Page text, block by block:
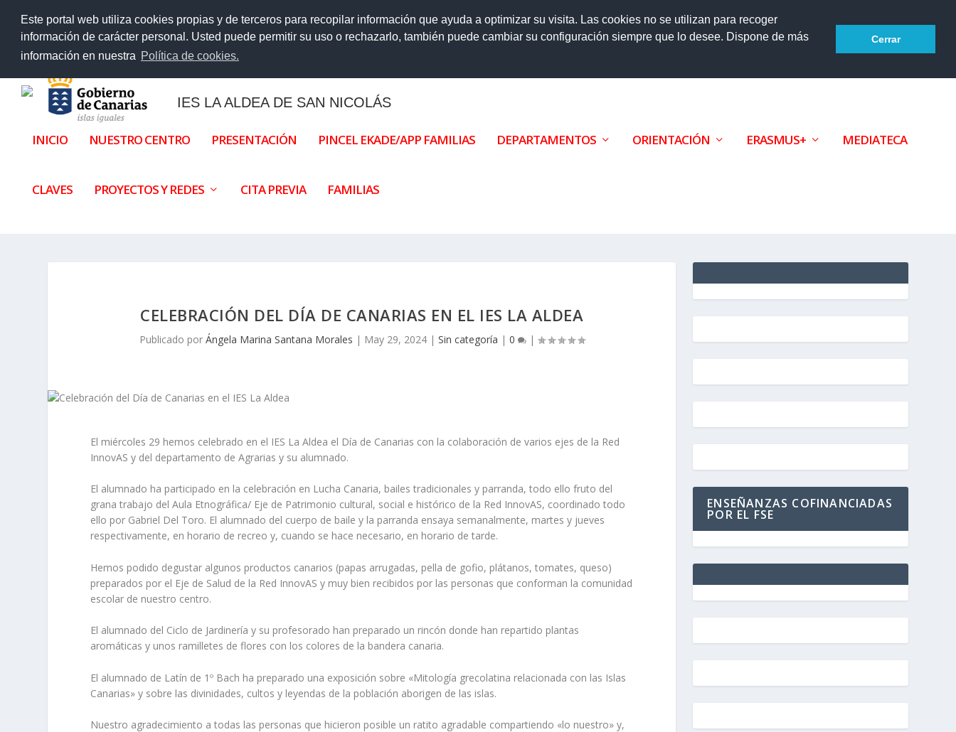
Este portal web utiliza cookies propias y de terceros para recopilar información que ayuda a optimizar su visita. Las cookies no se utilizan para recoger
información de carácter personal. Usted puede permitir su uso o rechazarlo, también puede cambiar su configuración siempre que lo desee. Dispone de más
información en nuestra Política de cookies.
Cerrar
TENDENCIAS: Libros de texto y material impreso curso 26-27
IES LA ALDEA DE SAN NICOLÁS
INICIO NUESTRO CENTRO PRESENTACIÓN PINCEL EKADE/APP FAMILIAS DEPARTAMENTOS ORIENTACIÓN ERASMUS+ MEDIATECA
CLAVES PROYECTOS Y REDES CITA PREVIA FAMILIAS
CELEBRACIÓN DEL DÍA DE CANARIAS EN EL IES LA ALDEA
Publicado por Ángela Marina Santana Morales | May 29, 2024| Sin categoría | 0 |
El miércoles 29 hemos celebrado en el IES La Aldea el Día de Canarias con la colaboración de varios ejes de la Red
InnovAS y del departamento de Agrarias y su alumnado.
El alumnado ha participado en la celebración en Lucha Canaria, bailes tradicionales y parranda, todo ello fruto del
grana trabajo del Aula Etnográfica/ Eje de Patrimonio cultural, social e histórico de la Red InnovAS, coordinado todo
ello por Gabriel Del Toro. El alumnado del cuerpo de baile y la parranda ensaya semanalmente, martes y jueves
respectivamente, en horario de recreo y, cuando se hace necesario, en horario de tarde.
Hemos podido degustar algunos productos canarios (papas arrugadas, pella de gofio, plátanos, tomates, queso)
preparados por el Eje de Salud de la Red InnovAS y muy bien recibidos por las personas que conforman la comunidad
escolar de nuestro centro.
El alumnado del Ciclo de Jardinería y su profesorado han preparado un rincón donde han repartido plantas
aromáticas y unos ramilletes de flores con los colores de la bandera canaria.
El alumnado de Latín de 1º Bach ha preparado una exposición sobre «Mitología grecolatina relacionada con las Islas
Canarias» y sobre las divinidades, cultos y leyendas de la población aborigen de las islas.
Nuestro agradecimiento a todas las personas que hicieron posible un ratito agradable compartiendo «lo nuestro» y,
ENSEÑANZAS COFINANCIADAS
POR EL FSE